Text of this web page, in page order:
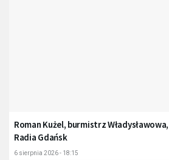
Roman Kużel, burmistrz
Radia Gdańsk
6 sierpnia 2026 - 18:15